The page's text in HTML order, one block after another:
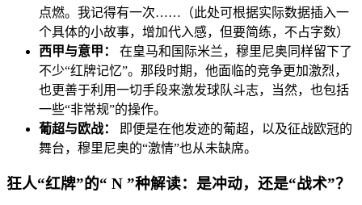
点燃。我记得有一次……（此处可根据实际数据插入一
个具体的小故事，增加代入感，但要简练，不占字数）
西甲与意甲：
在皇马和国际米兰，穆里尼奥同样留下了
不少“红牌记忆”。那段时期，他面临的竞争更加激烈，
也更善于利用一切手段来激发球队斗志，当然，也包括
一些“非常规”的操作。
葡超与欧战：
即便是在他发迹的葡超，以及征战欧冠的
舞台，穆里尼奥的“激情”也从未缺席。
狂人“红牌”的“ N ”种解读：是冲动，还是“战术”？